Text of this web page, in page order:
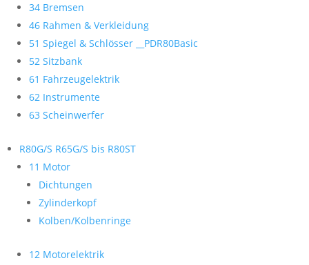
34 Bremsen
46 Rahmen & Verkleidung
51 Spiegel & Schlösser __PDR80Basic
52 Sitzbank
61 Fahrzeugelektrik
62 Instrumente
63 Scheinwerfer
R80G/S R65G/S bis R80ST
11 Motor
Dichtungen
Zylinderkopf
Kolben/Kolbenringe
12 Motorelektrik